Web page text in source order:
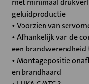
met minimaal
geluidproductie
• Voorzien van
• Afhankelijk van de
een brandwerendheid
• Montagepositie
en brandhaard